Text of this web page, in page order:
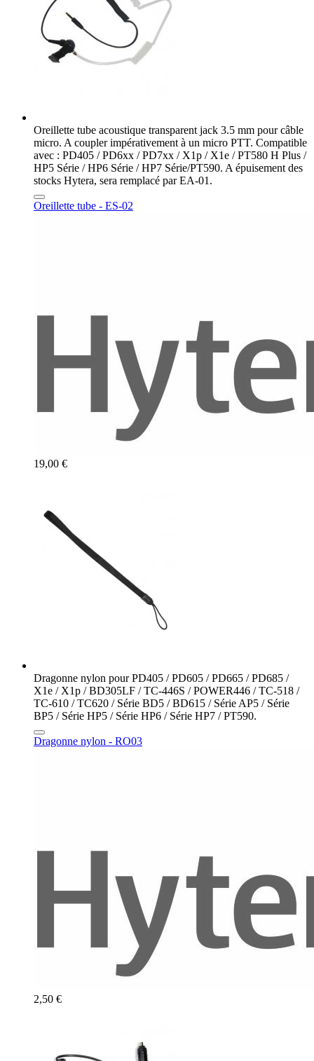
Oreillette tube acoustique transparent jack 3.5 mm pour câble
micro. A coupler impérativement à un micro PTT. Compatible
avec : PD405 / PD6xx / PD7xx / X1p / X1e / PT580 H Plus /
HP5 Série / HP6 Série / HP7 Série/PT590. A épuisement des
stocks Hytera, sera remplacé par EA-01.
Oreillette tube - ES-02
19,00 €
Dragonne nylon pour PD405 / PD605 / PD665 / PD685 /
X1e / X1p / BD305LF / TC-446S / POWER446 / TC-518 /
TC-610 / TC620 / Série BD5 / BD615 / Série AP5 / Série
BP5 / Série HP5 / Série HP6 / Série HP7 / PT590.
Dragonne nylon - RO03
2,50 €